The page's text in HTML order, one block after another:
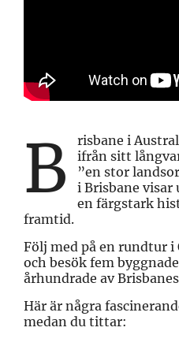
B
risbane i
ifrån sitt
”en stor
i Brisbane visar
en färgstark
framtid.
Följ med på en rundtur i
och besök fem
århundrade av
Här är några
medan du tittar: